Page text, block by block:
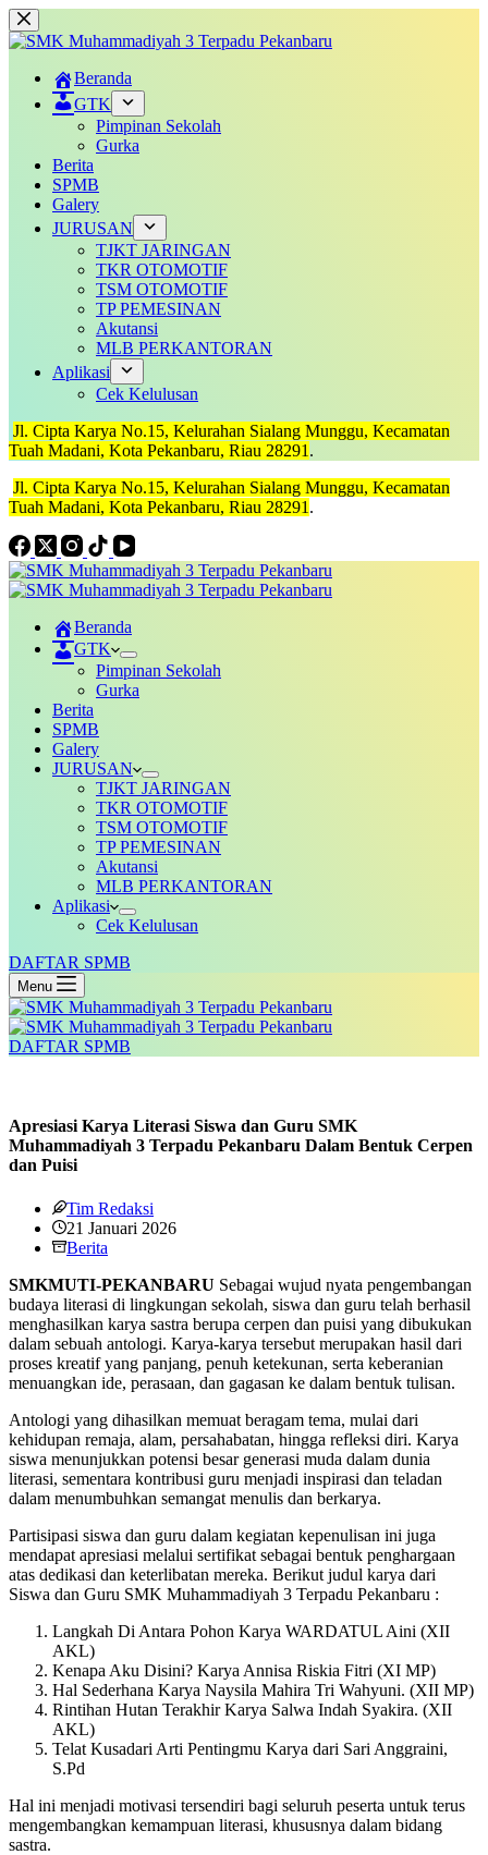
Skip
to
Beranda
GTK
Pimpinan Sekolah
Gurka
Berita
SPMB
Galery
JURUSAN
TJKT JARINGAN
TKR OTOMOTIF
TSM OTOMOTIF
TP PEMESINAN
Akutansi
MLB PERKANTORAN
Aplikasi
Cek Kelulusan
Jl. Cipta Karya No.15, Kelurahan Sialang Munggu, Kecamatan
Tuah Madani, Kota Pekanbaru, Riau 28291 .
Jl. Cipta Karya No.15, Kelurahan Sialang Munggu, Kecamatan
Tuah Madani, Kota Pekanbaru, Riau 28291 .
Beranda
GTK
Pimpinan Sekolah
Gurka
Berita
SPMB
Galery
JURUSAN
TJKT JARINGAN
TKR OTOMOTIF
TSM OTOMOTIF
TP PEMESINAN
Akutansi
MLB PERKANTORAN
Aplikasi
Cek Kelulusan
DAFTAR SPMB
Menu
DAFTAR SPMB
Apresiasi Karya Literasi Siswa dan Guru SMK
Muhammadiyah 3 Terpadu Pekanbaru Dalam Bentuk Cerpen
dan Puisi
Tim Redaksi
21 Januari 2026
Berita
SMKMUTI-PEKANBARU Sebagai wujud nyata pengembangan
budaya literasi di lingkungan sekolah, siswa dan guru telah berhasil
menghasilkan karya sastra berupa cerpen dan puisi yang dibukukan
dalam sebuah antologi. Karya-karya tersebut merupakan hasil dari
proses kreatif yang panjang, penuh ketekunan, serta keberanian
menuangkan ide, perasaan, dan gagasan ke dalam bentuk tulisan.
Antologi yang dihasilkan memuat beragam tema, mulai dari
kehidupan remaja, alam, persahabatan, hingga refleksi diri. Karya
siswa menunjukkan potensi besar generasi muda dalam dunia
literasi, sementara kontribusi guru menjadi inspirasi dan teladan
dalam menumbuhkan semangat menulis dan berkarya.
Partisipasi siswa dan guru dalam kegiatan kepenulisan ini juga
mendapat apresiasi melalui sertifikat sebagai bentuk penghargaan
atas dedikasi dan keterlibatan mereka. Berikut judul karya dari
Siswa dan Guru SMK Muhammadiyah 3 Terpadu Pekanbaru :
Langkah Di Antara Pohon Karya WARDATUL Aini (XII
AKL)
Kenapa Aku Disini? Karya Annisa Riskia Fitri (XI MP)
Hal Sederhana Karya Naysila Mahira Tri Wahyuni. (XII MP)
Rintihan Hutan Terakhir Karya Salwa Indah Syakira. (XII
AKL)
Telat Kusadari Arti Pentingmu Karya dari Sari Anggraini,
S.Pd
Hal ini menjadi motivasi tersendiri bagi seluruh peserta untuk terus
mengembangkan kemampuan literasi, khususnya dalam bidang
sastra.